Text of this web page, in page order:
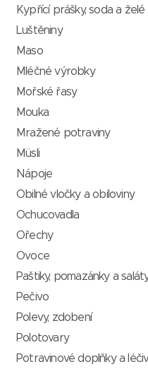
Kypřící prášky, soda a želé
Luštěniny
Maso
Mléčné výrobky
Mořské řasy
Mouka
Mražené potraviny
Müsli
Nápoje
Obilné vločky a obiloviny
Ochucovadla
Ořechy
Ovoce
Paštiky, pomazánky a
Pečivo
Polevy, zdobení
Polotovary
Potravinové doplňky a